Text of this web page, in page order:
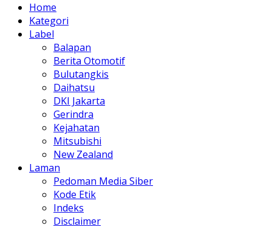
Home
Kategori
Label
Balapan
Berita Otomotif
Bulutangkis
Daihatsu
DKI Jakarta
Gerindra
Kejahatan
Mitsubishi
New Zealand
Laman
Pedoman Media Siber
Kode Etik
Indeks
Disclaimer